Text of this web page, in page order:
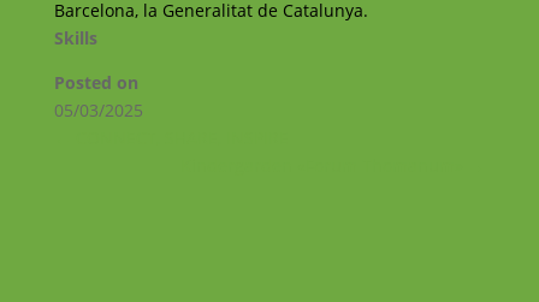
Barcelona, la Generalitat de Catalunya.
Skills
Posted on
05/03/2025